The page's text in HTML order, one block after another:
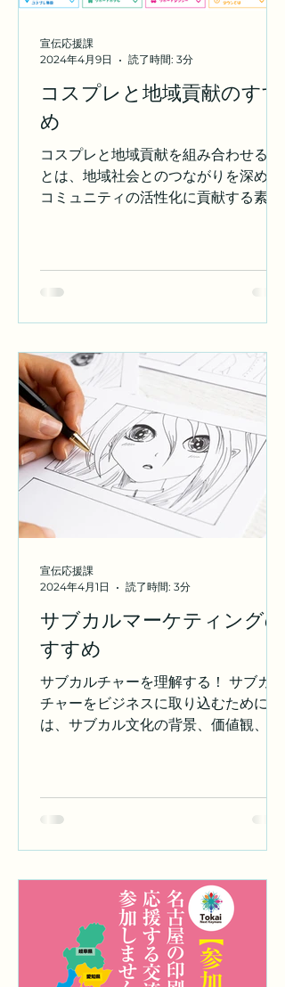
評価順で並べ替え検索ができ、 ２〜
画像だけで注文してしまう。 気に入ら
てしまう。 「考えて行動出来るお客
様」がどんどん増えて言っているから
業者が直面している難題です。 値引き
は一時的な売上増加にはつながるかも
しれませんが、..
コスプレと地域貢献のすす
め
コスプレと地域貢献を組み合わせるこ
とは、地域社会とのつながりを深め、
コミュニティの活性化に貢献する素晴
本一楽しめる街として、様々なおもて
宣言以降、名古屋市ではコスプレ活動
を快適に行うための環境整備や、情報
発信などがより積極的に行われるよう
になりました。 我々マツモト印刷も本
年度【名古屋市観光文化交流局観光推
進課プロジェクト】 名古屋コスプレホ
ストタウンPR隊の応援をさせていた
だくこととなりました！ コスプレホス
トタウンPR隊は、コスプレホストタ
もに、コスプレ文化の普及促進と名古
様々な市の事業、およびPR隊に出演
依頼のあった事業に参加し、魅力的な
レしやすい街を目指していること 2. コ
スプレは名古屋の魅力の一つであるこ
と 3..
宣伝応援課
2024年4月9日
読了時間: 3分
サブカルマーケティングの
すすめ
サブカルチャーを理解する！ サブカル
チャーをビジネスに取り込むために
は、サブカル文化の背景、価値観、タ
誌、同人音楽等）に対する最適なメッ
きます。 サブカルチャーのターゲット
を想定する！ サブカルチャーのコミュ
ニティは、マンガ、アニメ、特撮、ア
ニソン、コスプレ、 痛車、同人誌、同
人音楽等など様々です。それらは特定
宣伝応援課
2024年4月1日
読了時間: 3分